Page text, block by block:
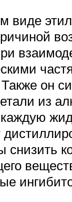
виде
он
из
снизить